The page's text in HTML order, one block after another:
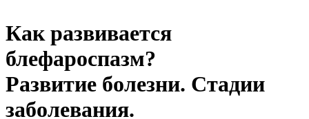
Как развивается
блефароспазм?
Развитие болезни. Стадии
заболевания.